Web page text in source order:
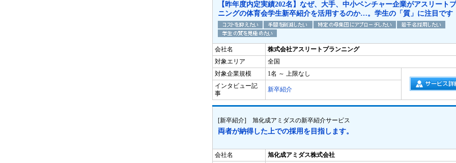
【昨年度内定実績202名】なぜ、大手、中小ベンチャー企業がアスリート
ニングの体育会学生新卒紹介を活用するのか…。学生の「質」に注目です
会社名
株式会社アスリートプランニング
対象エリア
全国
対象企業規模
1名 ～ 上限なし
インタビュー記
事
新卒紹介
[新卒紹介] 旭化成アミダスの新卒紹介サービス
両者が納得した上での採用を目指します。
会社名
旭化成アミダス株式会社